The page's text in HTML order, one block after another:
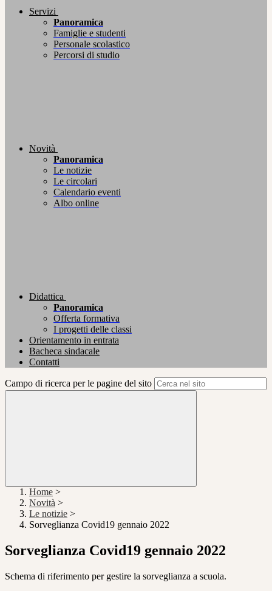
Servizi
Panoramica
Famiglie e studenti
Personale scolastico
Percorsi di studio
Novità
Panoramica
Le notizie
Le circolari
Calendario eventi
Albo online
Didattica
Panoramica
Offerta formativa
I progetti delle classi
Orientamento in entrata
Bacheca sindacale
Contatti
Campo di ricerca per le pagine del sito
Home >
Novità >
Le notizie >
Sorveglianza Covid19 gennaio 2022
Sorveglianza Covid19 gennaio 2022
Schema di riferimento per gestire la sorveglianza a scuola.